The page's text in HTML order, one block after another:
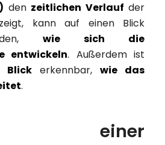
den zeitlichen Verlauf der
kann auf einen Blick
wie sich die
entwickeln. Außerdem ist
Blick erkennbar, wie das
.
einer